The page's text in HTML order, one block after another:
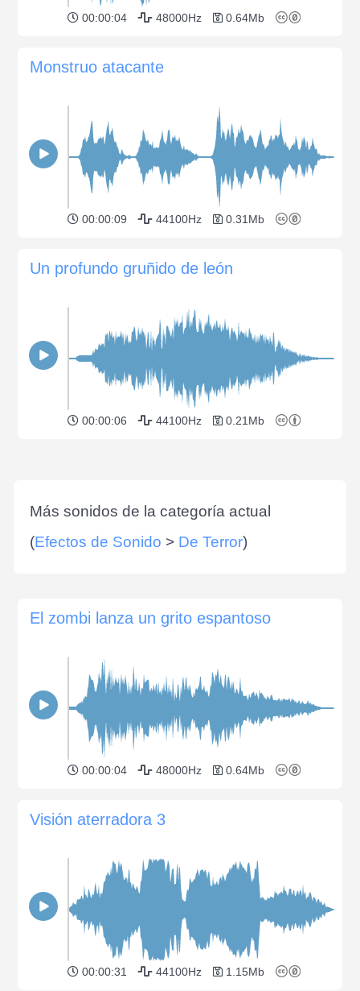
00:00:04 48000Hz 0.64Mb
Monstruo atacante
00:00:09 44100Hz 0.31Mb
Un profundo gruñido de león
00:00:06 44100Hz 0.21Mb
Más sonidos de la categoría actual
(Efectos de Sonido > De Terror)
El zombi lanza un grito espantoso
00:00:04 48000Hz 0.64Mb
Visión aterradora 3
00:00:31 44100Hz 1.15Mb